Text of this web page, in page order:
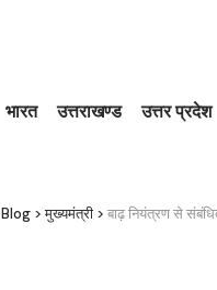
भारत उत्तराखण्ड उत्तर प्रदेश
Blog >मुख्यमंत्री > बाढ़ नियंत्रण से